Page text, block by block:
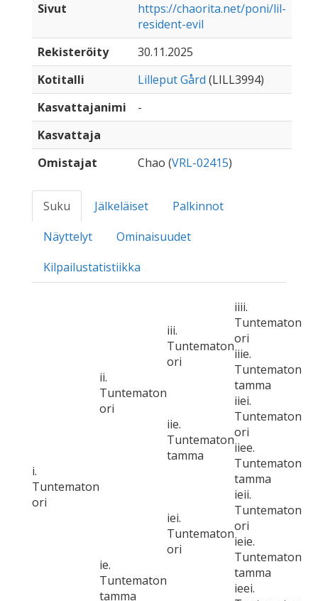
Sivut
https://chaorita.net/poni/lil-
resident-evil
Rekisteröity
30.11.2025
Kotitalli
Lilleput Gård (LILL3994)
Kasvattajanimi
-
Kasvattaja
Omistajat
Chao (VRL-02415)
Suku Jälkeläiset
Palkinnot
Näyttelyt
Ominaisuudet
Kilpailustatistiikka
i.
Tuntematon
ori
ii.
Tuntematon
ori
iii.
Tuntematon
ori
iiii.
Tuntematon
ori
iiie.
Tuntematon
tamma
iie.
Tuntematon
tamma
iiei.
Tuntematon
ori
iiee.
Tuntematon
tamma
ie.
Tuntematon
tamma
iei.
Tuntematon
ori
ieii.
Tuntematon
ori
ieie.
Tuntematon
tamma
ieei.